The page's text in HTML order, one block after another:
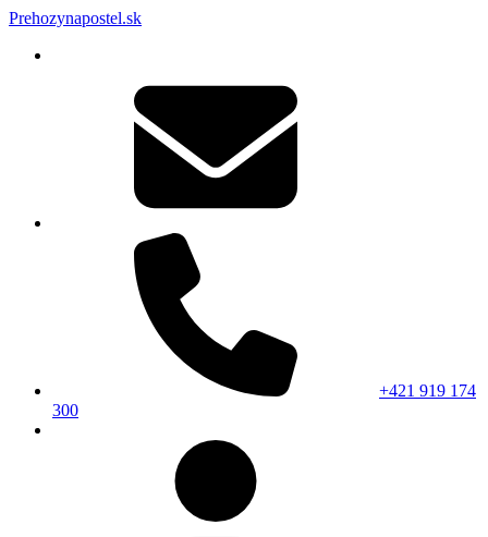
Prehozynapostel.sk
+421 919 174
300